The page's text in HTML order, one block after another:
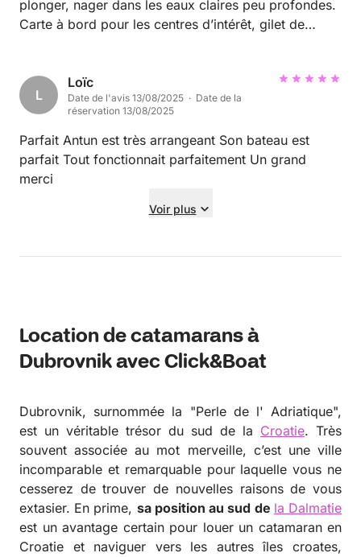
plonger, nager dans les eaux claires peu profondes.
Carte à bord pour les centres d’intérêt, gilet de
L
Loïc
Date de l'avis 13/08/2025 · Date de la
réservation 13/08/2025
Parfait Antun est très arrangeant Son bateau est
parfait Tout fonctionnait parfaitement Un grand
merci
Voir plus
Location de catamarans à
Dubrovnik avec Click&Boat
Dubrovnik, surnommée la "Perle de l' Adriatique",
est un véritable trésor du sud de la Croatie. Très
souvent associée au mot merveille, c’est une ville
incomparable et remarquable pour laquelle vous ne
cesserez de trouver de nouvelles raisons de vous
extasier. En prime, sa position au sud de la Dalmatie
est un avantage certain pour louer un catamaran en
Croatie et naviguer vers les autres îles croates,